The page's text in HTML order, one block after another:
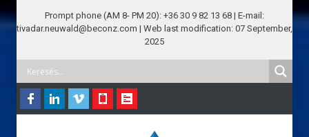
Prompt phone (AM 8- PM 20): +36 30 9 82 13 68 | E-mail:
tivadar.neuwald@beconz.com | Web last modification: 07 September,
2025